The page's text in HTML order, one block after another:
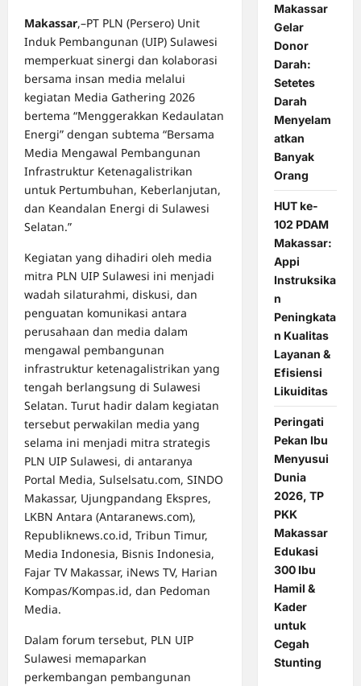
Makassar,–PT PLN (Persero) Unit
Induk Pembangunan (UIP) Sulawesi
memperkuat sinergi dan kolaborasi
bersama insan media melalui
kegiatan Media Gathering 2026
bertema “Menggerakkan Kedaulatan
Energi” dengan subtema “Bersama
Media Mengawal Pembangunan
Infrastruktur Ketenagalistrikan
untuk Pertumbuhan, Keberlanjutan,
dan Keandalan Energi di Sulawesi
Selatan.”
Kegiatan yang dihadiri oleh media
mitra PLN UIP Sulawesi ini menjadi
wadah silaturahmi, diskusi, dan
penguatan komunikasi antara
perusahaan dan media dalam
mengawal pembangunan
infrastruktur ketenagalistrikan yang
tengah berlangsung di Sulawesi
Selatan. Turut hadir dalam kegiatan
tersebut perwakilan media yang
selama ini menjadi mitra strategis
PLN UIP Sulawesi, di antaranya
Portal Media, Sulselsatu.com, SINDO
Makassar, Ujungpandang Ekspres,
LKBN Antara (Antaranews.com),
Republiknews.co.id, Tribun Timur,
Media Indonesia, Bisnis Indonesia,
Fajar TV Makassar, iNews TV, Harian
Kompas/Kompas.id, dan Pedoman
Media.
Dalam forum tersebut, PLN UIP
Sulawesi memaparkan
perkembangan pembangunan
Makassar
Gelar
Donor
Darah:
Setetes
Darah
Menyelam
atkan
Banyak
Orang
HUT ke-
102 PDAM
Makassar:
Appi
Instruksika
n
Peningkata
n Kualitas
Layanan &
Efisiensi
Likuiditas
Peringati
Pekan Ibu
Menyusui
Dunia
2026, TP
PKK
Makassar
Edukasi
300 Ibu
Hamil &
Kader
untuk
Cegah
Stunting